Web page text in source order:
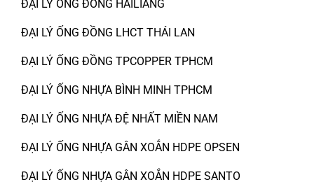
ĐẠI LÝ ỐNG ĐỒNG HAILIANG
ĐẠI LÝ ỐNG ĐỒNG LHCT THÁI LAN
ĐẠI LÝ ỐNG ĐỒNG TPCOPPER TPHCM
ĐẠI LÝ ỐNG NHỰA BÌNH MINH TPHCM
ĐẠI LÝ ỐNG NHỰA ĐỆ NHẤT MIỀN NAM
ĐẠI LÝ ỐNG NHỰA GÂN XOẮN HDPE OPSEN
ĐẠI LÝ ỐNG NHỰA GÂN XOẮN HDPE SANTO